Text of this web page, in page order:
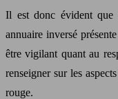
Il est donc évident que
annuaire inversé
être vigilant quant au
renseigner sur les
rouge.